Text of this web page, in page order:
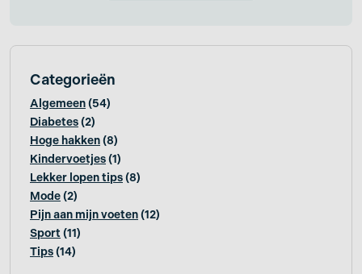
Categorieën
Algemeen(54)
Diabetes(2)
Hoge hakken(8)
Kindervoetjes(1)
Lekker lopen tips(8)
Mode(2)
Pijn aan mijn voeten(12)
Sport (11)
Tips(14)